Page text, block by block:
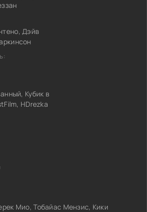
Дэйв
Кубик в
HDrezka
Мио, Тобайас Мензис, Кики